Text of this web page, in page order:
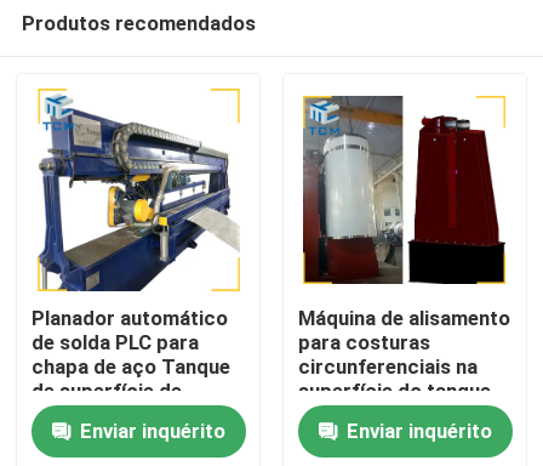
Para casa
Produtos
Sobre nós
Produtos recomendados
Planador automático
de solda PLC para
chapa de aço Tanque
de superfície de
concha Máquina de
planamentoEnviar inquérito
Máquina de alisamento
para costuras
circunferenciais na
superfície do tanque
de aço
Enviar inquérito